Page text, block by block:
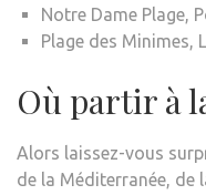
Notre Dame Plage,
Plage des Minimes,
Où partir à
Alors laissez-vous
de la Méditerranée, de